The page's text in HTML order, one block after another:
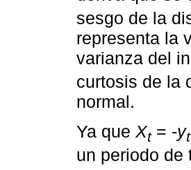
sesgo de la
representa la
varianza del
curtosis de la
normal.
Ya que Xt= -yt
un periodo de